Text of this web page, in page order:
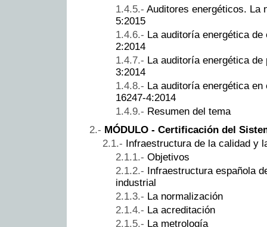
Auditores energéticos. La
5:2015
La auditoría energética
2:2014
La auditoría energética
3:2014
La auditoría energética
16247-4:2014
Resumen del tema
MÓDULO - Certificación del
Infraestructura de la calidad y
Objetivos
Infraestructura española
industrial
La normalización
La acreditación
La metrología